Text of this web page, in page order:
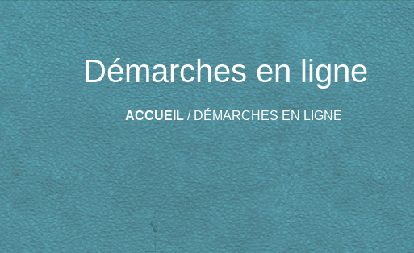
Démarches en ligne
ACCUEIL/DÉMARCHES EN LIGNE